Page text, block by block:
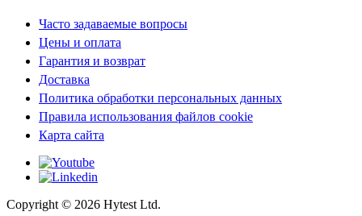
Часто задаваемые вопросы
Цены и оплата
Гарантия и возврат
Доставка
Политика обработки персональных данных
Правила использования файлов cookie
Карта сайта
Copyright © 2026 Hytest Ltd.